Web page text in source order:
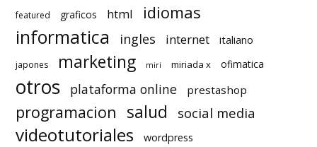
featured graficos html idiomas
informatica ingles internet italiano
japones marketing miri miriada x ofimatica
otros plataforma online prestashop
programacion salud social media
videotutoriales wordpress